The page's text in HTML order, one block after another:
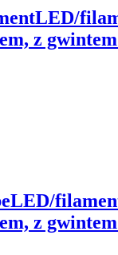
LED/
z
LED/
z